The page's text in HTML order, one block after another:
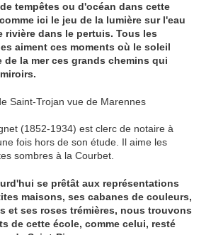
tempêtes ou d'océan dans cette
ici le jeu de la lumière sur l'eau
rivière dans le pertuis. Tous les
aiment ces moments où le soleil
de la mer ces grands chemins qui
vue de Marennes
(1852-1934) est clerc de notaire à
fois hors de son étude. Il aime les
sombres à la Courbet.
se prêtât aux représentations
maisons, ses cabanes de couleurs,
et ses roses trémières, nous trouvons
de cette école, comme celui, resté